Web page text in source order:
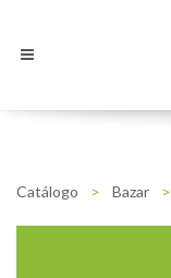
Catálogo > Bazar >